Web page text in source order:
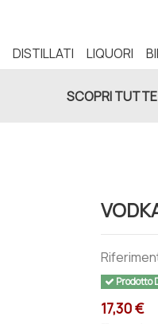
DISTILLATI LIQUORI
SCOPRI TUTTE
Prodotto
17,30 €